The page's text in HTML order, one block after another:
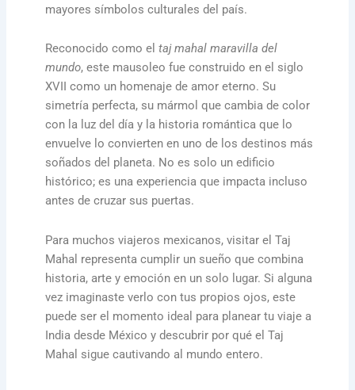
mayores símbolos culturales del país.
Reconocido como eltaj mahal maravilla del
mundo, este mausoleo fue construido en el siglo
XVII como un homenaje de amor eterno. Su
simetría perfecta, su mármol que cambia de color
con la luz del día y la historia romántica que lo
envuelve lo convierten en uno de los destinos más
soñados del planeta. No es solo un edificio
histórico; es una experiencia que impacta incluso
antes de cruzar sus puertas.
Para muchos viajeros mexicanos, visitar el Taj
Mahal representa cumplir un sueño que combina
historia, arte y emoción en un solo lugar. Si alguna
vez imaginaste verlo con tus propios ojos, este
puede ser el momento ideal para planear tu viaje a
India desde México y descubrir por qué el Taj
Mahal sigue cautivando al mundo entero.